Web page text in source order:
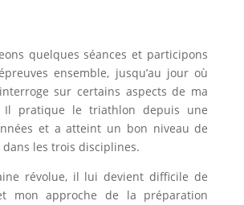
quelques séances et participons
ensemble, jusqu’au jour où
sur certains aspects de ma
Il pratique le triathlon depuis une
et a atteint un bon niveau de
les trois disciplines.
révolue, il lui devient difficile de
mon approche de la préparation